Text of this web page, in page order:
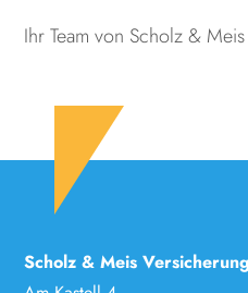
Ihr Team von Scholz & Meis
Scholz & Meis